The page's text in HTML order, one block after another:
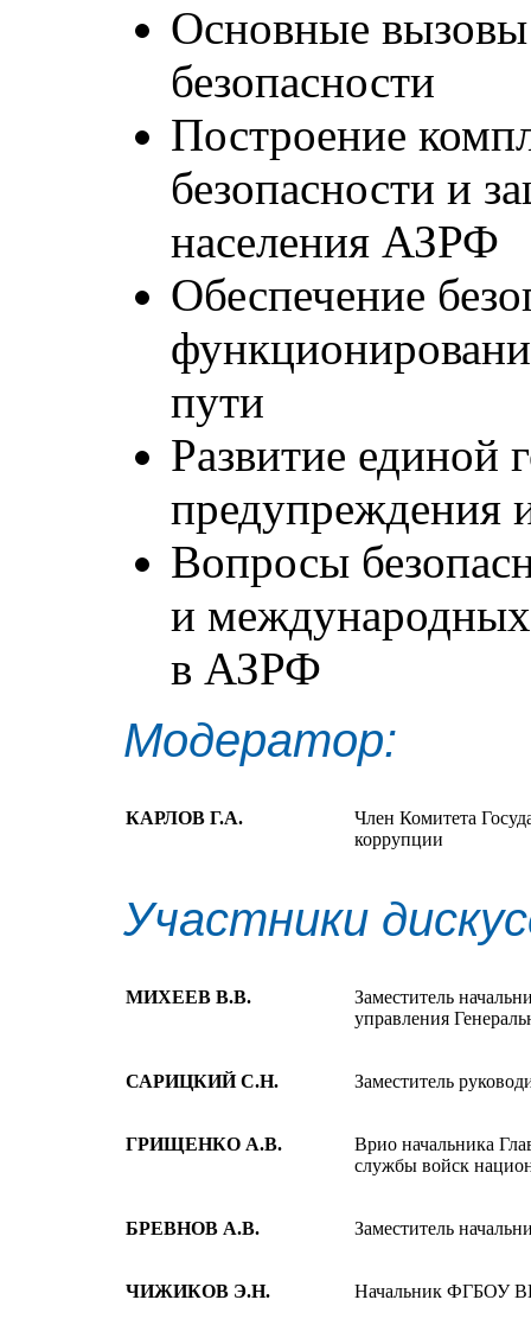
Основные
безопасности
Построение
безопасности и
населения АЗРФ
Обеспечение
пути
Развитие единой
Вопросы
и
в АЗРФ
Модератор:
КАРЛОВ Г.А.
Член Комитета
коррупции
Участники
МИХЕЕВ В.В.
Заместитель
управления
САРИЦКИЙ С.Н. Заместитель
ГРИЩЕНКО А.В.
Врио начальника
службы войск
БРЕВНОВ А.В. Заместитель
ЧИЖИКОВ Э.Н. Начальник ФГБОУ